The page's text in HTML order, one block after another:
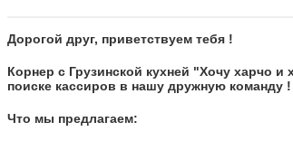
Дорогой друг, приветствуем тебя !
Корнер с Грузинской кухней "Хочу харчо
поиске кассиров в нашу дружную команду !
Что мы предлагаем: